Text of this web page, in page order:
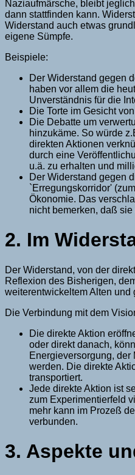
Naziaufmärsche, bleibt
dann stattfinden kann.
Widerstand auch etwas
eigene Sümpfe.
Beispiele:
Der Widerstand gegen
haben vor allem die
Unverständnis für die
Die Torte im Gesicht
Die Debatte um
hinzukäme. So würde
direkten Aktionen
durch eine
u.ä. zu erhalten und
Der Widerstand gegen
`Erregungskorridor'
Ökonomie. Das
nicht bemerken, daß
2. Im
Der Widerstand, von der
Reflexion des Bisherigen,
weiterentwickeltem Alten und
Die Verbindung mit dem
Die direkte Aktion
oder direkt danach,
Energieversorgung,
werden. Die direkte
transportiert.
Jede direkte Aktion ist
zum Experimentierfeld
mehr kann im Prozeß
verbunden.
3. Aspekte